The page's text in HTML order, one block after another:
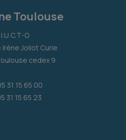
Toulouse
I.U.C.T-O
Irène Joliot Curie
cedex 9
31 15 65 00
31 15 65 23